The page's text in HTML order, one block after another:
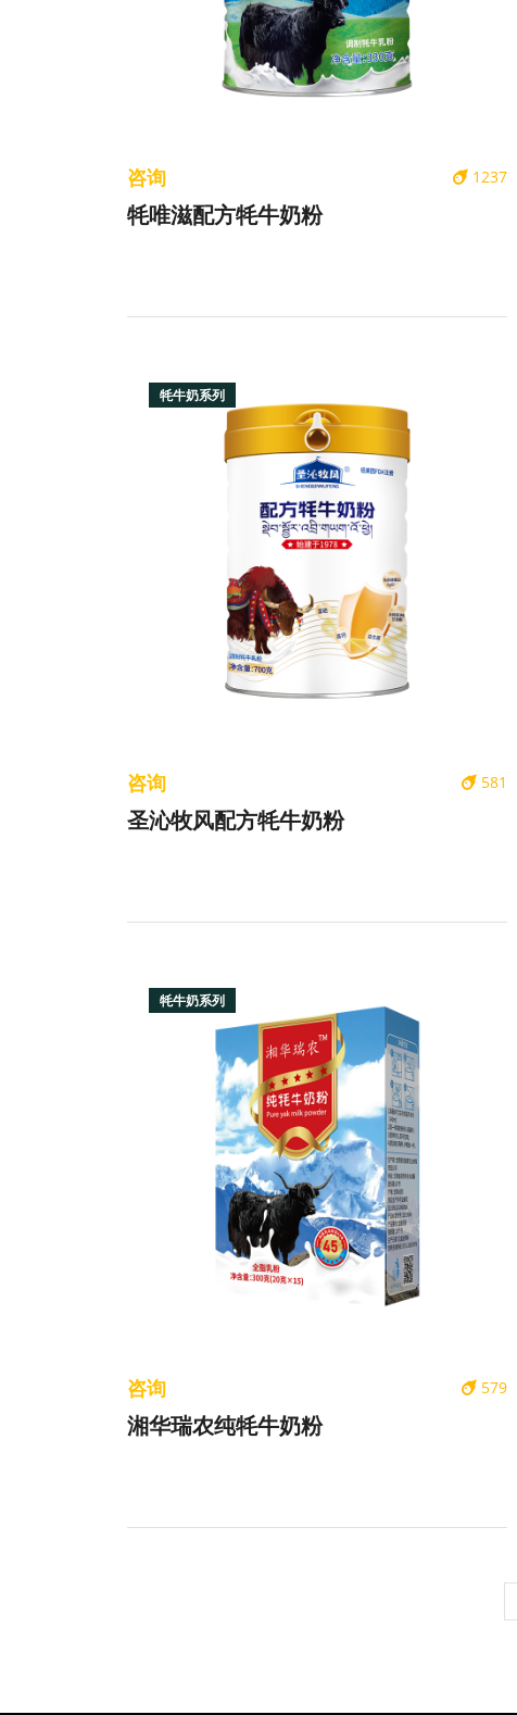
1237
咨询
牦唯滋配方牦牛奶粉
牦牛奶系列
581
咨询
圣沁牧风配方牦牛奶粉
牦牛奶系列
579
咨询
湘华瑞农纯牦牛奶粉